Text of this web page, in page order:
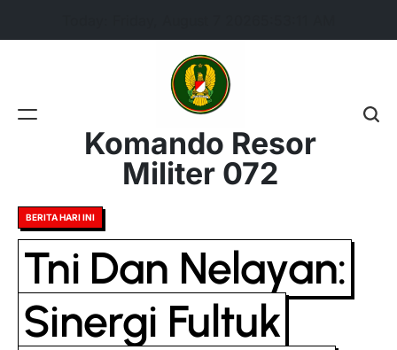
Komando Resor
Militer 072
Posted
in
BERITA HARI INI
Tni Dan Nelayan:
Sinergi Fultuk